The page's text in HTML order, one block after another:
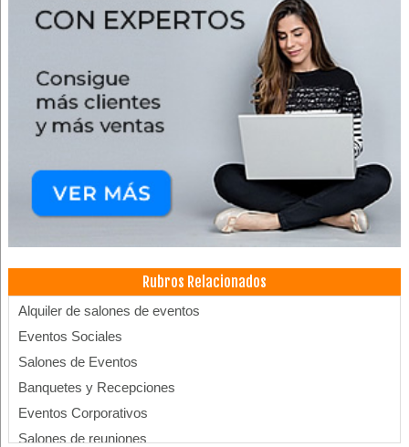
Rubros Relacionados
Alquiler de salones de eventos
Eventos Sociales
Salones de Eventos
Banquetes y Recepciones
Eventos Corporativos
Salones de reuniones